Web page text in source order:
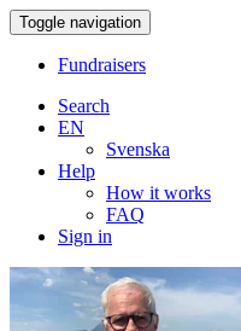
Toggle navigation
Fundraisers
Search
EN
Svenska
Help
How it works
FAQ
Sign in